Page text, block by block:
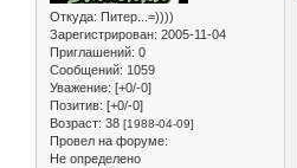
Откуда: Питер...=))))
Зарегистрирован: 2005-11-04
Приглашений: 0
Сообщений: 1059
Уважение: [+0/-0]
Позитив: [+0/-0]
Возраст: 38 [1988-04-09]
Провел на форуме:
Не определено